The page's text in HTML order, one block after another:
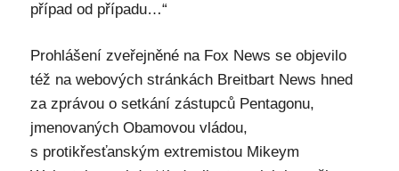
případ od případu…“
Prohlášení zveřejněné na Fox News se objevilo
též na webových stránkách Breitbart News hned
za zprávou o setkání zástupců Pentagonu,
jmenovaných Obamovou vládou,
s protikřesťanským extremistou Mikeym